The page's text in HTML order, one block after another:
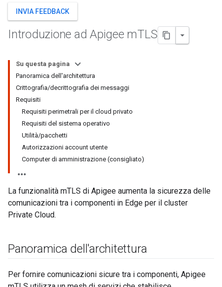
INVIA FEEDBACK
Introduzione ad Apigee mTLS
Su questa pagina
Panoramica dell'architettura
Crittografia/decrittografia dei messaggi
Requisiti
Requisiti perimetrali per il cloud privato
Requisiti del sistema operativo
Utilità/pacchetti
Autorizzazioni account utente
Computer di amministrazione (consigliato)
La funzionalità mTLS di Apigee aumenta la sicurezza delle
comunicazioni tra i componenti in Edge per il cluster
Private Cloud.
Panoramica dell'architettura
Per fornire comunicazioni sicure tra i componenti, Apigee